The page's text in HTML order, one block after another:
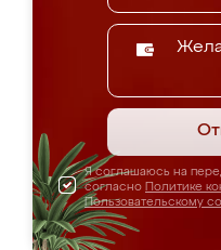
Я соглашаюсь на
согласно Политике
Пользовательскому